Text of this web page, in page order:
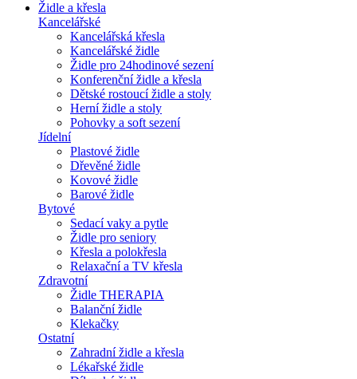
Židle a křesla
Kancelářské
Kancelářská křesla
Kancelářské židle
Židle pro 24hodinové sezení
Konferenční židle a křesla
Dětské rostoucí židle a stoly
Herní židle a stoly
Pohovky a soft sezení
Jídelní
Plastové židle
Dřevěné židle
Kovové židle
Barové židle
Bytové
Sedací vaky a pytle
Židle pro seniory
Křesla a polokřesla
Relaxační a TV křesla
Zdravotní
Židle THERAPIA
Balanční židle
Klekačky
Ostatní
Zahradní židle a křesla
Lékařské židle